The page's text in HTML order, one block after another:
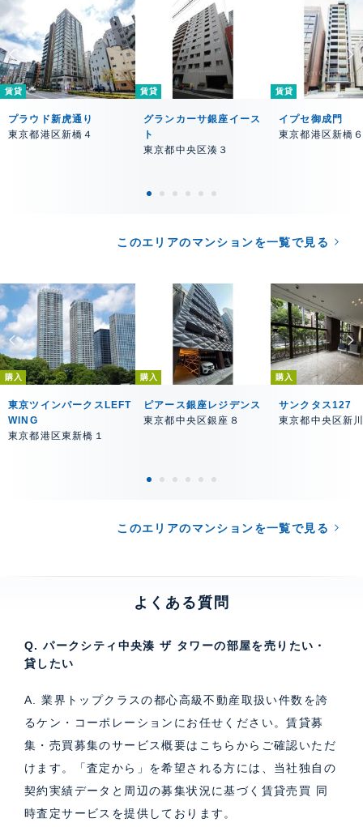
賃貸
プラウド新虎通り
東京都港区新橋４
賃貸
グランカーサ銀座イース
ト
東京都中央区湊３
賃貸
イプセ御成門
東京都港区新橋
このエリアのマンションを一覧で見る
購入
東京ツインパークスLEFT
WING
東京都港区東新橋１
購入
ピアース銀座レジデンス
東京都中央区銀座８
購入
サンクタス127
東京都中央区新
このエリアのマンションを一覧で見る
よくある質問
Q. パークシティ中央湊 ザ タワーの部屋を売りたい・
貸したい
A. 業界トップクラスの都心高級不動産取扱い件数を誇
るケン・コーポレーションにお任せください。賃貸募
集・売買募集のサービス概要はこちら からご確認いただ
けます。「査定から」を希望される方には、当社独自の
契約実績データと周辺の募集状況に基づく 賃貸売買 同
時査定サービス を提供しております。